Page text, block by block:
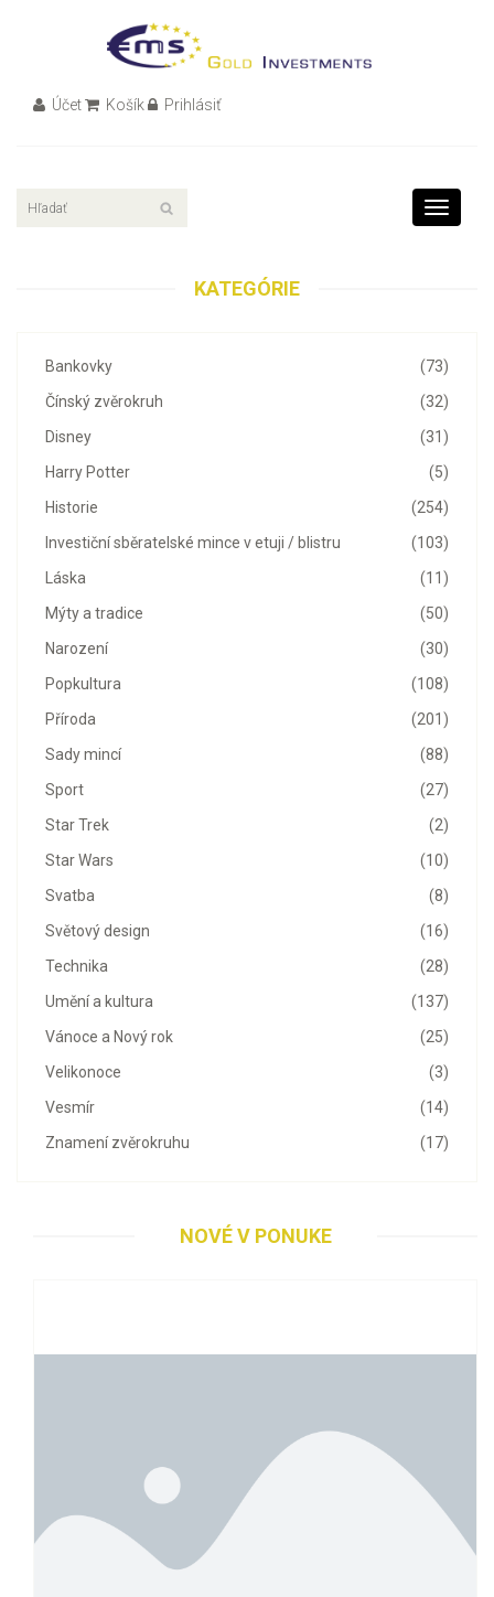
Účet Košík Prihlásiť
Toggle
KATEGÓRIE
(73)
Bankovky
(32)
Čínský zvěrokruh
(31)
Disney
(5)
Harry Potter
(254)
Historie
(103)
Investiční sběratelské mince v etuji / blistru
(11)
Láska
(50)
Mýty a tradice
(30)
Narození
(108)
Popkultura
(201)
Příroda
(88)
Sady mincí
(27)
Sport
(2)
Star Trek
(10)
Star Wars
(8)
Svatba
(16)
Světový design
(28)
Technika
(137)
Umění a kultura
(25)
Vánoce a Nový rok
(3)
Velikonoce
(14)
Vesmír
(17)
Znamení zvěrokruhu
NOVÉ V PONUKE